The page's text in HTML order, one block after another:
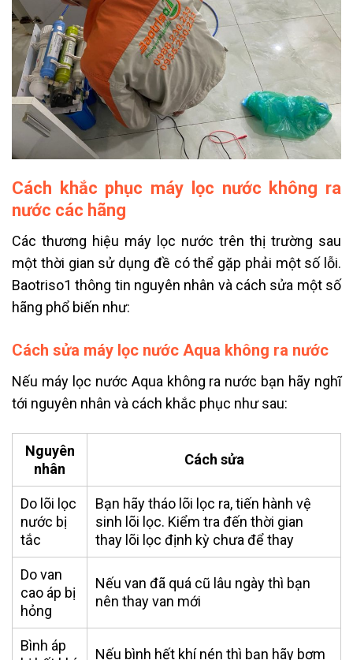
Cách khắc phục máy lọc nước không ra
nước các hãng
Các thương hiệu máy lọc nước trên thị trường sau
một thời gian sử dụng đề có thể gặp phải một số lỗi.
Baotriso1 thông tin nguyên nhân và cách sửa một số
hãng phổ biến như:
Cách sửa máy lọc nước Aqua không ra nước
Nếu máy lọc nước Aqua không ra nước bạn hãy nghĩ
tới nguyên nhân và cách khắc phục như sau:
Nguyên
nhân
Cách sửa
Do lõi lọc
nước bị
tắc
Bạn hãy tháo lõi lọc ra, tiến hành vệ
sinh lõi lọc. Kiểm tra đến thời gian
thay lõi lọc định kỳ chưa để thay
Do van
cao áp bị
hỏng
Nếu van đã quá cũ lâu ngày thì bạn
nên thay van mới
Bình áp
Nếu bình hết khí nén thì bạn hãy bơm